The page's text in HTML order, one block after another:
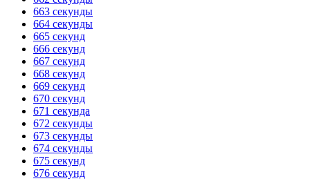
663 секунды
664 секунды
665 секунд
666 секунд
667 секунд
668 секунд
669 секунд
670 секунд
671 секунда
672 секунды
673 секунды
674 секунды
675 секунд
676 секунд